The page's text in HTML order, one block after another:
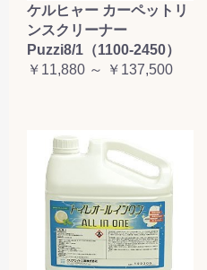
ケルヒャー カーペットリ
ンスクリーナー
Puzzi8/1（1100-2450）
￥11,880 ～ ￥137,500